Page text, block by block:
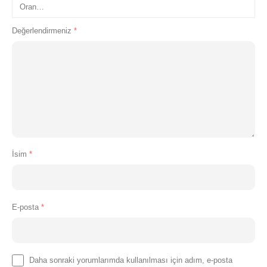
Değerlendirmeniz *
İsim *
E-posta *
Daha sonraki yorumlarımda kullanılması için adım, e-posta